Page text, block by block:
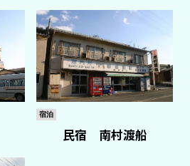
宿泊
民宿 南村渡船